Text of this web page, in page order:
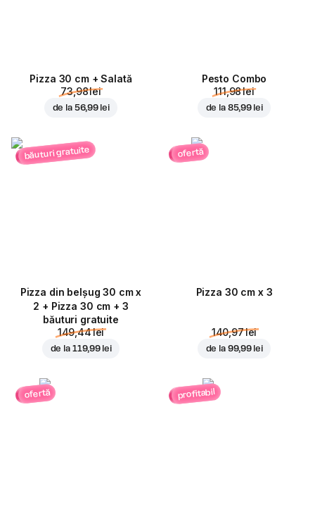
Pizza 30 cm + Salată
73,98 lei
de la 56,99 lei
Pesto Combo
111,98 lei
de la 85,99 lei
băuturi gratuite
Pizza din belșug 30 cm x
2 + Pizza 30 cm + 3
băuturi gratuite
149,44 lei
de la 119,99 lei
ofertă
Pizza 30 cm x 3
140,97 lei
de la 99,99 lei
ofertă profitabil